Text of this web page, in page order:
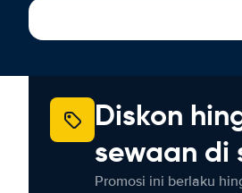
Diskon
sewaan di
Promosi ini berlaku